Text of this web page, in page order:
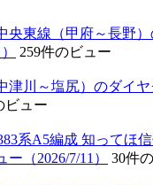
央東線（甲府～長野
259件のビュー
津川～塩尻）のダイヤ
ビュー
系A5編成 知ってほ
（2026/7/11）
30件